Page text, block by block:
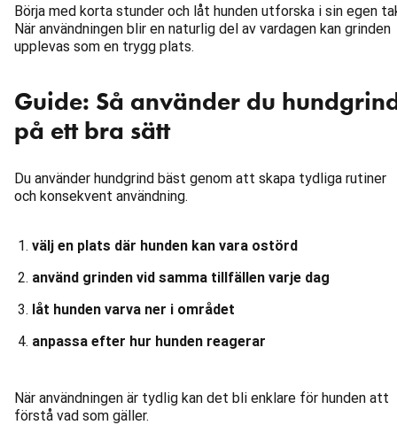
Börja med korta stunder och låt hunden utforska i sin egen
När användningen blir en naturlig del av vardagen kan grinden
upplevas som en trygg plats.
Guide: Så använder du
på ett bra sätt
Du använder hundgrind bäst genom att skapa tydliga rutiner
och konsekvent användning.
välj en plats där hunden kan vara ostörd
använd grinden vid samma tillfällen varje dag
låt hunden varva ner i området
anpassa efter hur hunden reagerar
När användningen är tydlig kan det bli enklare för hunden att
förstå vad som gäller.